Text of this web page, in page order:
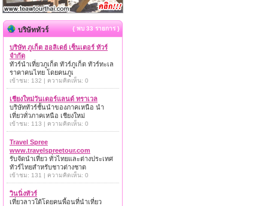
บริษัททัวร์ { พบ 33 รายการ }
บริษัท ภูเก็ต ฮอลิเดย์ เซ็นเตอร์ ทัวร์
จำกัด
ทัวร์นำเที่ยวภูเก็ต ทัวร์ภูเก็ต ทัวร์ทะเล
ราคาคนไทย โดยคนภูเ
เข้าชม: 132 | ความคิดเห็น: 0
เชียงใหม่วันเดอร์แลนด์ ทราเวล
บริษัททัวร์ชั้นนำของภาคเหนือ นำ
เที่ยวทั่วภาคเหนือ เชียงใหม่
เข้าชม: 113 | ความคิดเห็น: 0
Travel Spree
www.travelspreetour.com
รับจัดนำเที่ยว ทั่วไทยและต่างประเทศ
ทัวร์ไทยสำหรับชาวต่างชาต
เข้าชม: 131 | ความคิดเห็น: 0
วินนิ่งทัวร์
เที่ยวลาวใต้โดยคนพื้อนที่นำเที่ยว